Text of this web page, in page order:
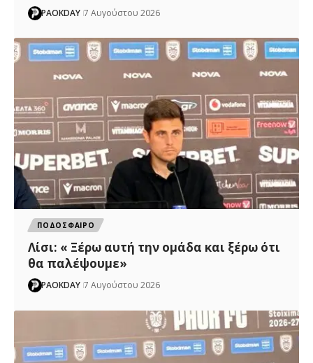
PAOKDAY 7 Αυγούστου 2026
ΠΟΔΟΣΦΑΙΡΟ
Λίσι: « Ξέρω αυτή την ομάδα και ξέρω ότι
θα παλέψουμε»
PAOKDAY 7 Αυγούστου 2026